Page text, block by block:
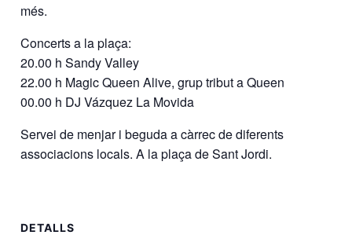
més.
Concerts a la plaça:
20.00 h Sandy Valley
22.00 h Magic Queen Alive, grup tribut a Queen
00.00 h DJ Vázquez La Movida
Servei de menjar i beguda a càrrec de diferents
associacions locals. A la plaça de Sant Jordi.
DETALLS